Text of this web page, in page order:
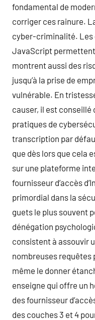
fondamental de
corriger ces rainure.
cyber-criminalité. Les
JavaScript
montrent aussi des
jusqu’à la prise de
vulnérable. En
causer, il est conseillé
pratiques de
transcription par
que dès lors que cela
sur une plateforme
fournisseur d’accès
primordial dans la
guets le plus souvent
dénégation
consistent à assouvir
nombreuses requêtes
même le donner
enseigne qui offre un
des fournisseur
des couches 3 et 4